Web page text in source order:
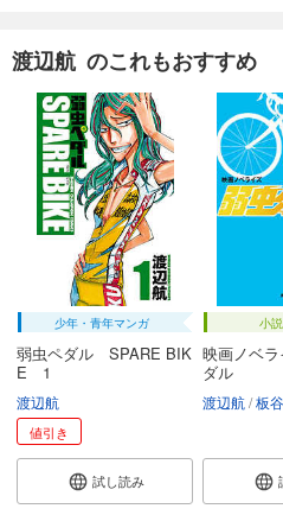
弱虫ペダル 99
649円 (税込)
あらすじを表示する
弱虫ペダル 100
693円 (税込)
あらすじを表示する
弱虫ペダル 101
渡辺航 のこれもおすすめ
少年・青年マンガ
弱虫ペダル SPARE BIK
E 1
渡辺航
値引き
試し読み
小
映画ノベ
ダル
渡辺航 板